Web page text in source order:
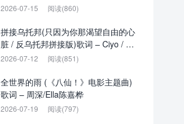
2026-07-15 阅读(860)
拼接乌托邦(只因为你那渴望自由的心
脏 / 反乌托邦拼接版)歌词 – Ciyo / 见
过夏天P / 乌托邦P
2026-07-12 阅读(851)
全世界的雨 (《八仙！》电影主题曲)
歌词 – 周深/Ella陈嘉桦
2026-07-19 阅读(797)